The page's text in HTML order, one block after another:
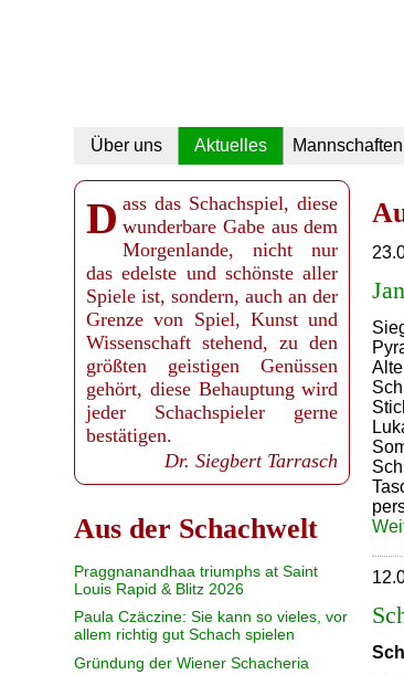
Navigation
überspringen
Über uns Aktuelles Mannschaften
Dass das Schachspiel, diese wunderbare Gabe aus dem
Morgenlande, nicht nur
das edelste und schönste aller
Spiele ist, sondern, auch an der
Grenze von Spiel, Kunst und
Wissenschaft stehend, zu den
größten geistigen Genüssen
gehört, diese Behauptung wird
jeder Schachspieler gerne
bestätigen.
Dr. Siegbert Tarrasch
Aus der Schachwelt
Praggnanandhaa triumphs at Saint
Louis Rapid & Blitz 2026
Paula Czäczine: Sie kann so vieles, vor
allem richtig gut Schach spielen
Gründung der Wiener Schacheria